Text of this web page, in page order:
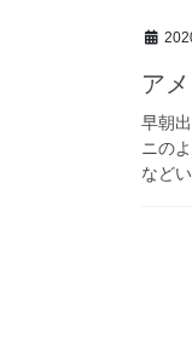
ア
早朝
ニの
など